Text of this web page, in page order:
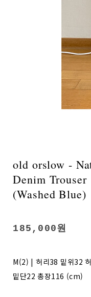
old orslow -
Denim Trouser
(Washed Blue)
185,000원
M(2) | 허리38 밑위32
밑단22 총장116 (cm)